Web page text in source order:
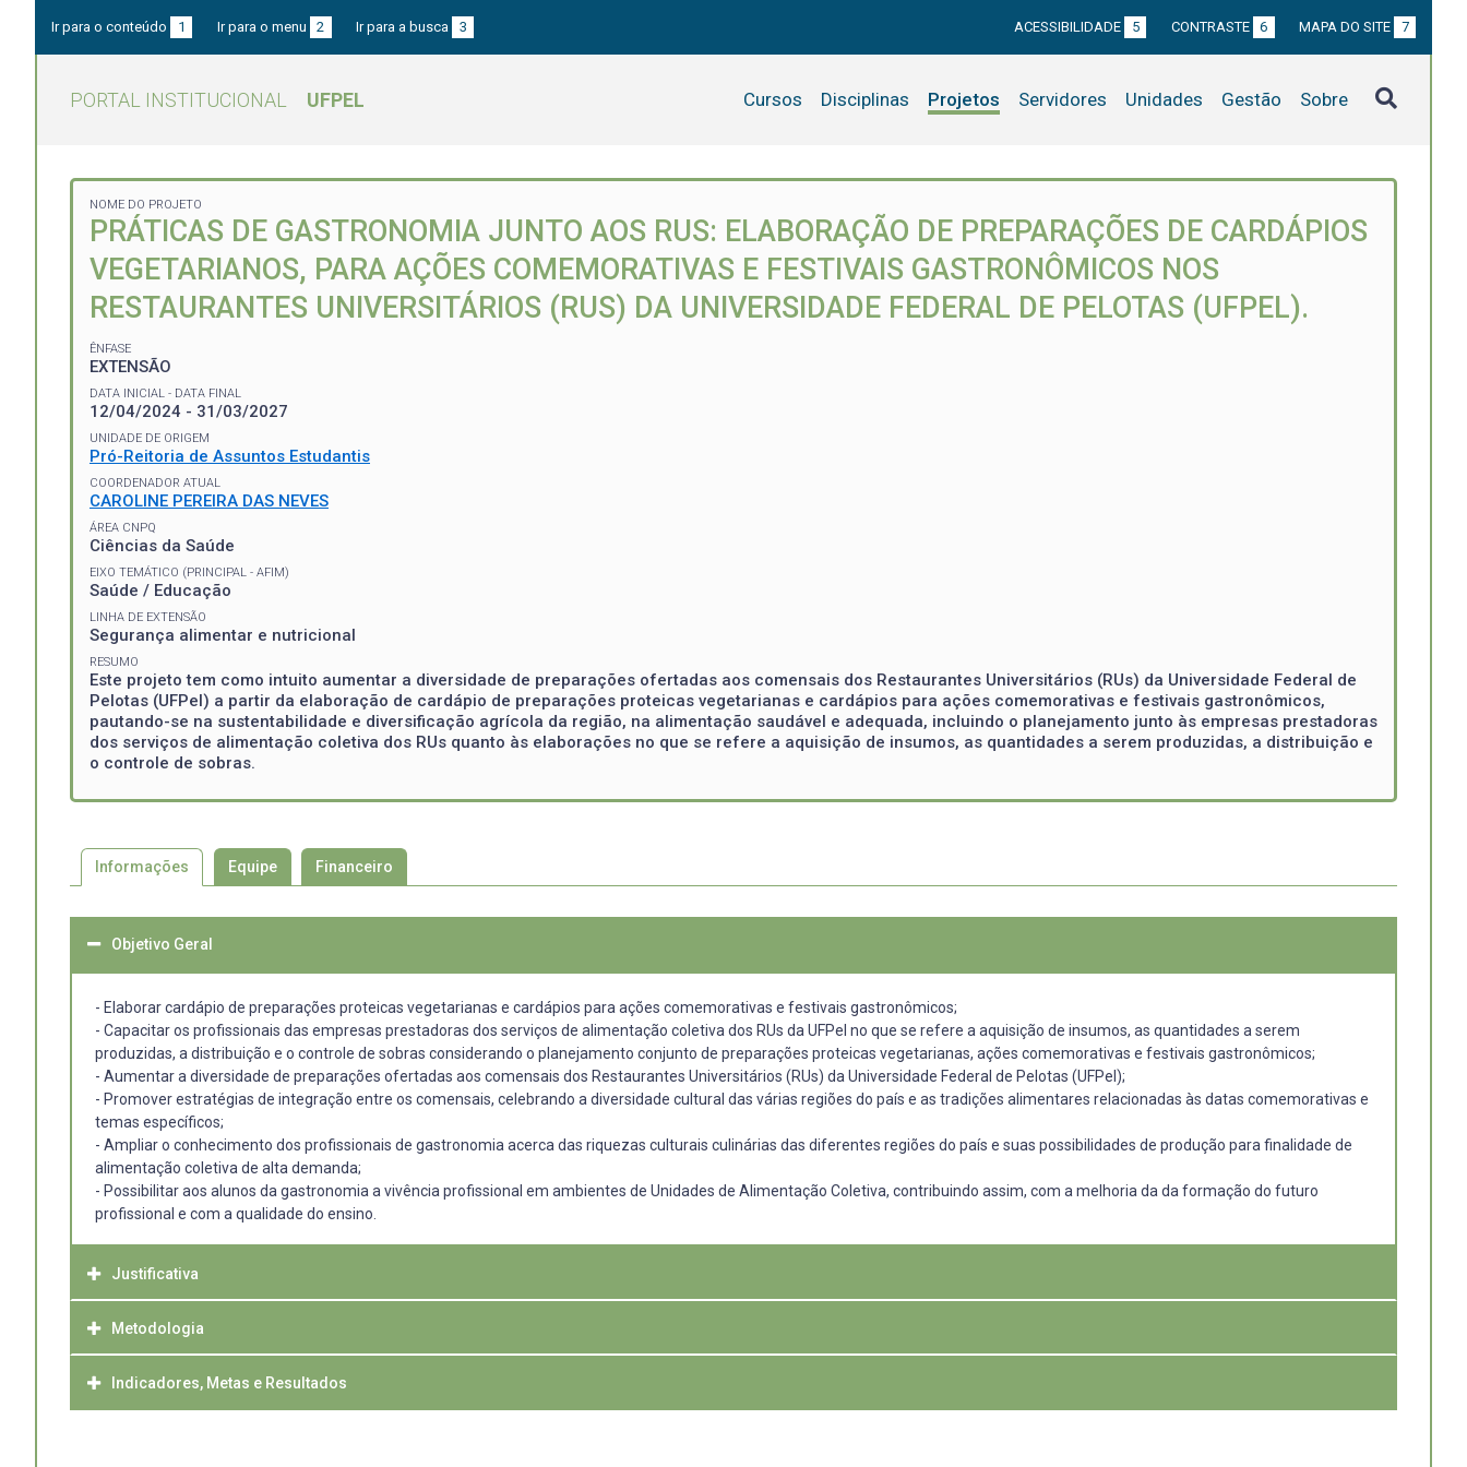
Ir para o conteúdo 1 Ir para o menu 2 Ir para a busca 3 ACESSIBILIDADE 5 CONTRASTE 6 MAPA DO SITE 7
PORTAL INSTITUCIONAL UFPEL Cursos Disciplinas Projetos Servidores Unidades Gestão Sobre
NOME DO PROJETO
PRÁTICAS DE GASTRONOMIA JUNTO AOS RUS: ELABORAÇÃO DE PREPARAÇÕES DE CARDÁPIOS
VEGETARIANOS, PARA AÇÕES COMEMORATIVAS E FESTIVAIS GASTRONÔMICOS NOS
RESTAURANTES UNIVERSITÁRIOS (RUS) DA UNIVERSIDADE FEDERAL DE PELOTAS (UFPEL).
ÊNFASE
EXTENSÃO
DATA INICIAL - DATA FINAL
12/04/2024 - 31/03/2027
UNIDADE DE ORIGEM
Pró-Reitoria de Assuntos Estudantis
COORDENADOR ATUAL
CAROLINE PEREIRA DAS NEVES
ÁREA CNPQ
Ciências da Saúde
EIXO TEMÁTICO (PRINCIPAL - AFIM)
Saúde / Educação
LINHA DE EXTENSÃO
Segurança alimentar e nutricional
RESUMO
Este projeto tem como intuito aumentar a diversidade de preparações ofertadas aos comensais dos Restaurantes Universitários (RUs) da Universidade Federal de
Pelotas (UFPel) a partir da elaboração de cardápio de preparações proteicas vegetarianas e cardápios para ações comemorativas e festivais gastronômicos,
pautando-se na sustentabilidade e diversificação agrícola da região, na alimentação saudável e adequada, incluindo o planejamento junto às empresas prestadoras
dos serviços de alimentação coletiva dos RUs quanto às elaborações no que se refere a aquisição de insumos, as quantidades a serem produzidas, a distribuição e
o controle de sobras.
Informações Equipe Financeiro
Objetivo Geral
- Elaborar cardápio de preparações proteicas vegetarianas e cardápios para ações comemorativas e festivais gastronômicos;
- Capacitar os profissionais das empresas prestadoras dos serviços de alimentação coletiva dos RUs da UFPel no que se refere a aquisição de insumos, as quantidades a serem
produzidas, a distribuição e o controle de sobras considerando o planejamento conjunto de preparações proteicas vegetarianas, ações comemorativas e festivais gastronômicos;
- Aumentar a diversidade de preparações ofertadas aos comensais dos Restaurantes Universitários (RUs) da Universidade Federal de Pelotas (UFPel);
- Promover estratégias de integração entre os comensais, celebrando a diversidade cultural das várias regiões do país e as tradições alimentares relacionadas às datas comemorativas e
temas específicos;
- Ampliar o conhecimento dos profissionais de gastronomia acerca das riquezas culturais culinárias das diferentes regiões do país e suas possibilidades de produção para finalidade de
alimentação coletiva de alta demanda;
- Possibilitar aos alunos da gastronomia a vivência profissional em ambientes de Unidades de Alimentação Coletiva, contribuindo assim, com a melhoria da da formação do futuro
profissional e com a qualidade do ensino.
Justificativa
Este projeto justifica-se a partir da constante demanda apresentada à Pró-reitoria de Assuntos Estudantis (PRAE), por parte dos comensais vegetarianos, a respeito das opções de
preparações de proteína vegetariana dos cardápios dos RUs, bem como da demanda trazida pela empresa prestadora de serviços de alimentação coletiva nos RUs quanto à dificuldade
de diversificar cardápios vegetarianos.
Metodologia
Os alunos participantes do projeto terão reuniões periódicas com a Coordenação do projeto - PRAE/Gastronomia para planejar e orientar as ações que serão executadas nos RUs. A partir
da definição do cronograma e da equipe de atuação de cada RU, os alunos irão observar o andamento, rotina e planejamento das refeições servidas, bem como, irão se familiarizar com
Indicadores, Metas e Resultados